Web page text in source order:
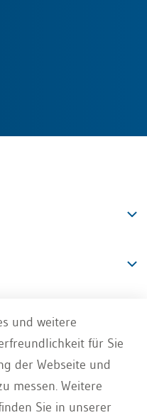
und weitere
für Sie
der Webseite und
messen. Weitere
Sie in unserer